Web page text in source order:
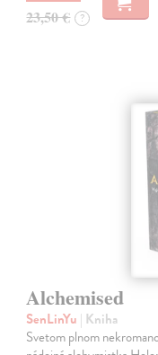
23,50 € ?
Alchemised
SenLinYu | Kniha
Svetom plnom